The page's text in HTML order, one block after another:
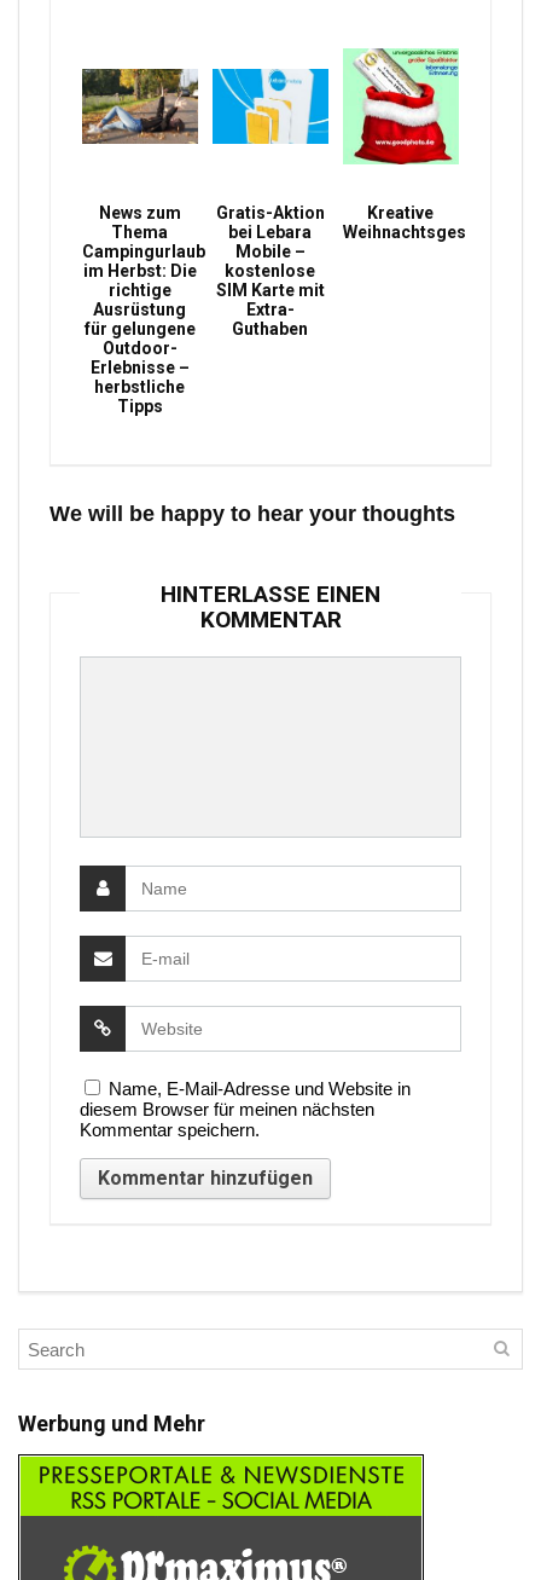
News zum
Thema
Campingurlaub
im Herbst: Die
richtige
Ausrüstung
für gelungene
Outdoor-
Erlebnisse –
herbstliche
Tipps
Gratis-Aktion
bei Lebara
Mobile –
kostenlose
SIM Karte mit
Extra-
Guthaben
Kreative
Weihnachtsgeschenke
We will be happy to hear your thoughts
HINTERLASSE EINEN
KOMMENTAR
Name, E-Mail-Adresse und Website in
diesem Browser für meinen nächsten
Kommentar speichern.
Werbung und Mehr